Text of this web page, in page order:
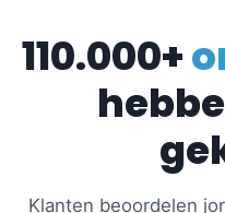
110.000+
Klanten beoordelen